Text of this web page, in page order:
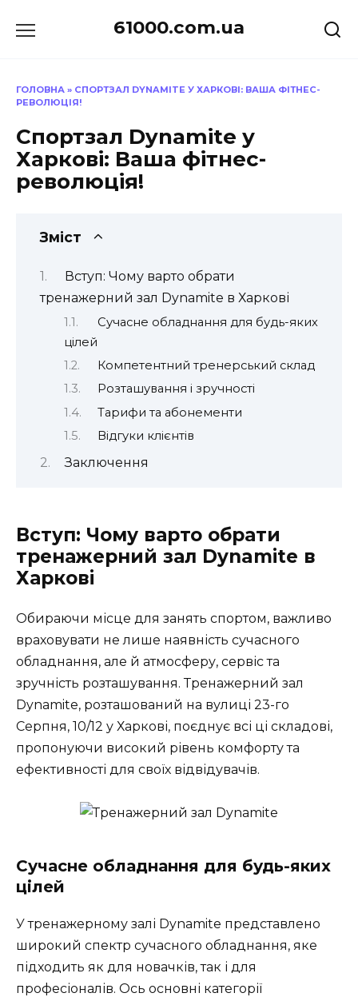
до
61000.com.ua
ГОЛОВНА » СПОРТЗАЛ DYNAMITE У ХАРКОВІ: ВАША ФІТНЕС-
РЕВОЛЮЦІЯ!
Спортзал Dynamite у
Харкові: Ваша фітнес-
революція!
Зміст
Вступ: Чому варто обрати
тренажерний зал Dynamite в Харкові
Сучасне обладнання для будь-яких
цілей
Компетентний тренерський склад
Розташування і зручності
Тарифи та абонементи
Відгуки клієнтів
Заключення
Вступ: Чому варто обрати
тренажерний зал Dynamite в
Харкові
Обираючи місце для занять спортом, важливо
враховувати не лише наявність сучасного
обладнання, але й атмосферу, сервіс та
зручність розташування.Тренажерний зал
Dynamite, розташований на вулиці 23-го
Серпня, 10/12 у Харкові, поєднує всі ці складові,
пропонуючи високий рівень комфорту та
ефективності для своїх відвідувачів.
Сучасне обладнання для будь-яких
цілей
Утренажерному залі Dynamite представлено
широкий спектр сучасного обладнання, яке
підходить як для новачків, так і для
професіоналів. Ось основні категорії